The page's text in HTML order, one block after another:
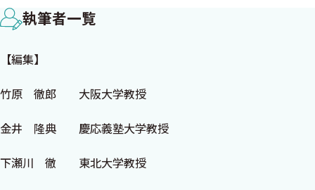
が可能になってきています．
今年もAnnual Review消化器2015が完成し，無事に刊行されるこ
領域の研究，疾患の診断，治療を的確に反映しており，各疾患領
ています．消化器領域は，消化管，肝臓，胆膵と守備範囲が広
く，またそれぞれに内科的視点，外科的視点が存在します．忙し
い消化器領域の最新の情報をバランスよくキャッチアップするこ
執筆者一覧
【編集】
竹原 徹郎 大阪大学教授
金井 隆典 慶応義塾大学教授
下瀬川 徹 東北大学教授